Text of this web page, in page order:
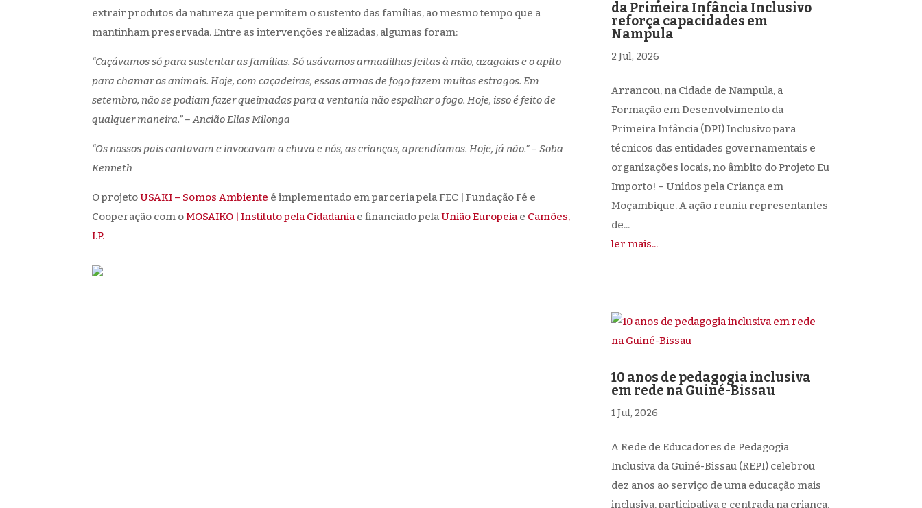
extrair produtos da natureza que permitem o sustento das famílias, ao mesmo tempo que a
mantinham preservada. Entre as intervenções realizadas, algumas foram:
“Caçávamos só para sustentar as famílias. Só usávamos armadilhas feitas à mão, azagaias e o apito
para chamar os animais. Hoje, com caçadeiras, essas armas de fogo fazem muitos estragos. Em
setembro, não se podiam fazer queimadas para a ventania não espalhar o fogo. Hoje, isso é feito de
qualquer maneira.” – Ancião Elias Milonga
“Os nossos pais cantavam e invocavam a chuva e nós, as crianças, aprendíamos. Hoje, já não.” – Soba
Kenneth
O projetoUSAKI – Somos Ambiente é implementado em parceria pela FEC | Fundação Fé e
Cooperação com oMOSAIKO | Instituto pela Cidadaniae financiado pelaUnião Europeiae Camões,
I.P.
da Primeira Infância Inclusivo
reforça capacidades em
Nampula
2 Jul, 2026
Arrancou, na Cidade de Nampula, a
Formação em Desenvolvimento da
Primeira Infância (DPI) Inclusivo para
técnicos das entidades governamentais e
organizações locais, no âmbito do Projeto Eu
Importo! – Unidos pela Criança em
Moçambique. A ação reuniu representantes
de...
ler mais...
10 anos de pedagogia inclusiva
em rede na Guiné-Bissau
1 Jul, 2026
A Rede de Educadores de Pedagogia
Inclusiva da Guiné-Bissau (REPI) celebrou
dez anos ao serviço de uma educação mais
inclusiva, participativa e centrada na criança.